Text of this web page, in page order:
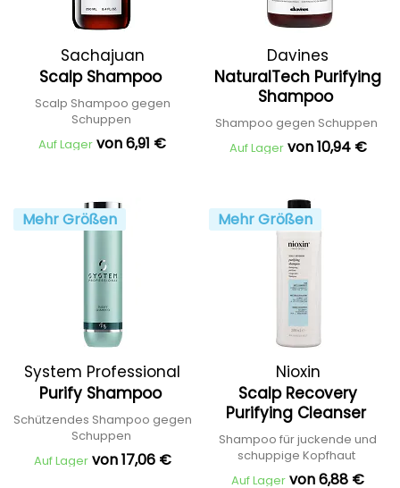
Sachajuan
Scalp Shampoo
Scalp Shampoo gegen
Schuppen
Auf Lager von 6,91 €
Davines
NaturalTech Purifying
Shampoo
Shampoo gegen Schuppen
Auf Lager von 10,94 €
Mehr Größen
System Professional
Purify Shampoo
Schützendes Shampoo gegen
Schuppen
Auf Lager von 17,06 €
Mehr Größen
Nioxin
Scalp Recovery
Purifying Cleanser
Shampoo für juckende und
schuppige Kopfhaut
Auf Lager von 6,88 €